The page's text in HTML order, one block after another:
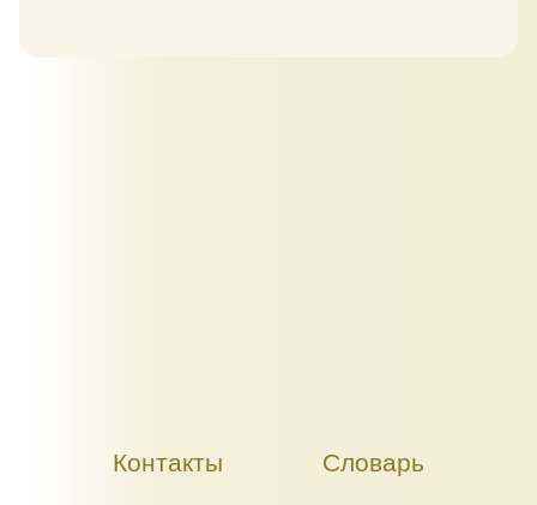
Контакты Словарь